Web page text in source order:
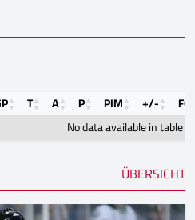
T A P PIM +/-
No data available in table
ÜBERSICHT